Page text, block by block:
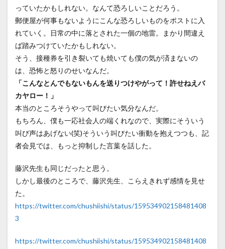
っていたかもしれない。なんて恐ろしいことだろう。
郵便屋が何事もないようにこんな恐ろしいものをポストに入
れていく。日常の中に落とされた一個の地雷。まかり間違え
ば踏みつけていたかもしれない。
そう、接種券を引き裂いても焼いても僕の気が済まないの
は、恐怖と怒りのせいなんだ。
「こんなとんでもないもんを送りつけやがって！許せねえバ
カヤロー！」
本当のところそうやって叫びたい気分なんだ。
もちろん、僕も一応社会人の端くれなので、実際にそういう
叫び声はあげない(笑)そういう叫びたい衝動を抱えつつも、記
者会見では、もっと抑制した言葉を話した。
藤沢先生も同じだったと思う。
しかし最後のところで、藤沢先生、こらえきれず感情を見せ
た。
https://twitter.com/chushiishi/status/159534902158481408
3
https://twitter.com/chushiishi/status/159534902158481408